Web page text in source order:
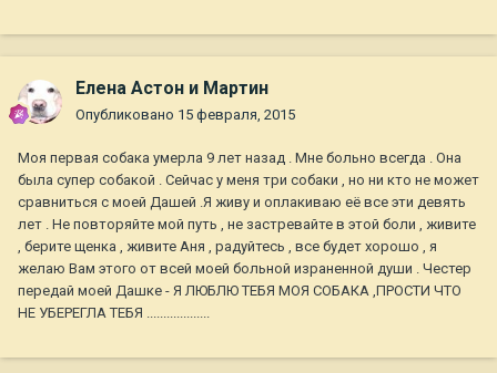
Елена Астон и Мартин
Опубликовано 15 февраля, 2015
Моя первая собака умерла 9 лет назад . Мне больно всегда . Она
была супер собакой . Сейчас у меня три собаки , но ни кто не может
сравниться с моей Дашей .Я живу и оплакиваю её все эти девять
лет . Не повторяйте мой путь , не застревайте в этой боли , живите
, берите щенка , живите Аня , радуйтесь , все будет хорошо , я
желаю Вам этого от всей моей больной израненной души . Честер
передай моей Дашке - Я ЛЮБЛЮ ТЕБЯ МОЯ СОБАКА ,ПРОСТИ ЧТО
НЕ УБЕРЕГЛА ТЕБЯ ...................